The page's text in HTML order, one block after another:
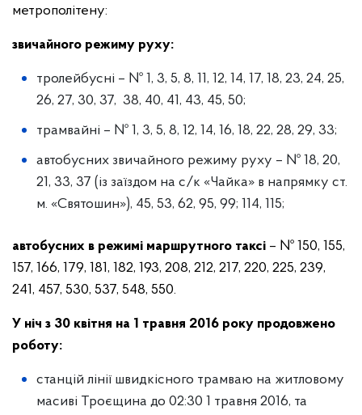
метрополітену:
звичайного режиму руху:
тролейбусні – № 1, 3, 5, 8, 11, 12, 14, 17, 18, 23, 24, 25,
26, 27, 30, 37, 38, 40, 41, 43, 45, 50;
трамвайні – № 1, 3, 5, 8, 12, 14, 16, 18, 22, 28, 29, 33;
автобусних звичайного режиму руху – № 18, 20,
21, 33, 37 (із заїздом на с/к «Чайка» в напрямку ст.
м. «Святошин»), 45, 53, 62, 95, 99; 114, 115;
автобусних в режимі маршрутного таксі – № 150, 155,
157, 166, 179, 181, 182, 193, 208, 212, 217, 220, 225, 239,
241, 457, 530, 537, 548, 550.
У ніч з 30 квітня на 1 травня 2016 року продовжено
роботу:
станцій лінії швидкісного трамваю на житловому
масиві Троєщина до 02:30 1 травня 2016, та